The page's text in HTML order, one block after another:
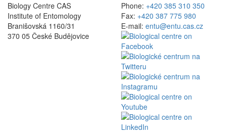
Biology Centre CAS
Institute of Entomology
Branišovská 1160/31
370 05 České Budějovice
Phone: +420 385 310 350
Fax: +420 387 775 980
E-mail: entu@entu.cas.cz